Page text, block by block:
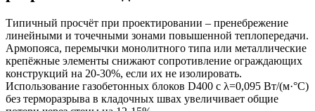
Типичный просчёт при проектировании – пренебрежение
линейными и точечными зонами повышенной теплопередачи.
Армопояса, перемычки монолитного типа или металлические
крепёжные элементы снижают сопротивление ограждающих
конструкций на 20-30%, если их не изолировать.
Использование газобетонных блоков D400 с λ=0,095 Вт/(м·°С)
без терморазрыва в кладочных швах увеличивает общие